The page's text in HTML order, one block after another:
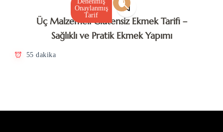
Onaylanmış
Tarif
Üç Malzemeli Glutensiz Ekmek Tarifi –
Sağlıklı ve Pratik Ekmek Yapımı
55 dakika